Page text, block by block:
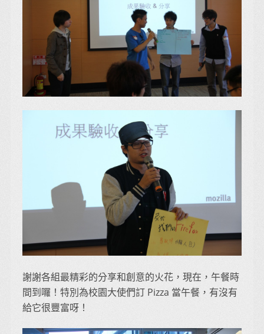
謝謝各組最精彩的分享和創意的火花，現在，午餐時
間到囉！特別為校園大使們訂 Pizza 當午餐，有沒有
給它很豐富呀！